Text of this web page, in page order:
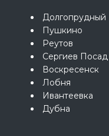
Долгопрудный
Пушкино
Реутов
Сергиев Посад
Воскресенск
Лобня
Ивантеевка
Дубна